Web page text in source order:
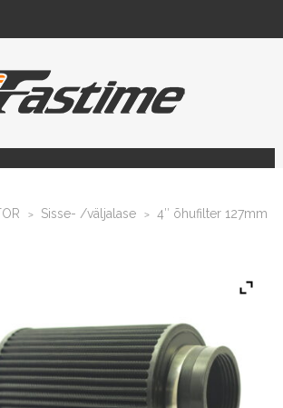
> Sisse- /väljalase >
4″ õhufilter 127mm